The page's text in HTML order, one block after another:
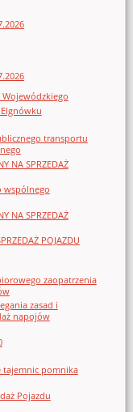
Wojewódzkiego
transportu
NA SPRZEDAŻ
wspólnego
NA SPRZEDAŻ
POJAZDU
zaopatrzenia
zasad i
napojów
tajemnic pomnika
Pojazdu